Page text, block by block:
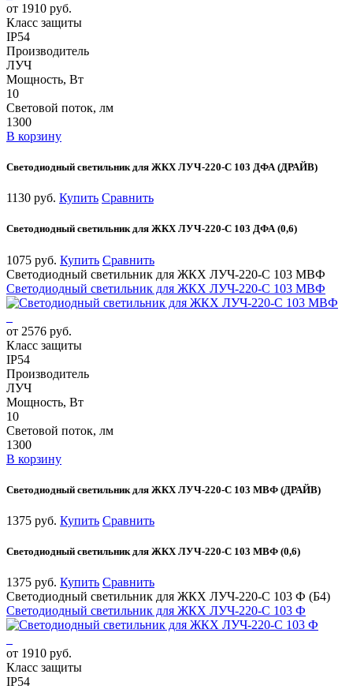
от 1910 руб.
Класс защиты
IP54
Производитель
ЛУЧ
Мощность, Вт
10
Световой поток, лм
1300
В корзину
Светодиодный светильник для ЖКХ ЛУЧ-220-С 103 ДФА (ДРАЙВ)
1130 руб. Купить Сравнить
Светодиодный светильник для ЖКХ ЛУЧ-220-С 103 ДФА (0,6)
1075 руб. Купить Сравнить
Светодиодный светильник для ЖКХ ЛУЧ-220-С 103 МВФ
Светодиодный светильник для ЖКХ ЛУЧ-220-С 103 МВФ
от 2576 руб.
Класс защиты
IP54
Производитель
ЛУЧ
Мощность, Вт
10
Световой поток, лм
1300
В корзину
Светодиодный светильник для ЖКХ ЛУЧ-220-С 103 МВФ (ДРАЙВ)
1375 руб. Купить Сравнить
Светодиодный светильник для ЖКХ ЛУЧ-220-С 103 МВФ (0,6)
1375 руб. Купить Сравнить
Светодиодный светильник для ЖКХ ЛУЧ-220-С 103 Ф (Б4)
Светодиодный светильник для ЖКХ ЛУЧ-220-С 103 Ф
от 1910 руб.
Класс защиты
IP54